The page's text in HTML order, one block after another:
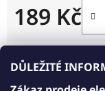
DŮLEŽITÉ
189 Kč
Měrná cena:
Akce 10+1